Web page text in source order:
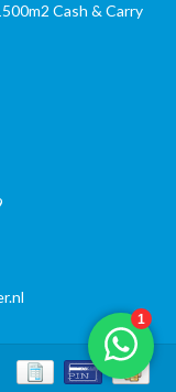
Cash & Carry